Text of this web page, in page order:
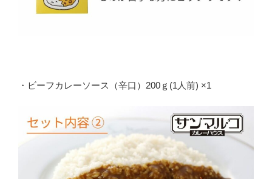
・ビーフカレーソース（辛口）200ｇ(1人前) ×1